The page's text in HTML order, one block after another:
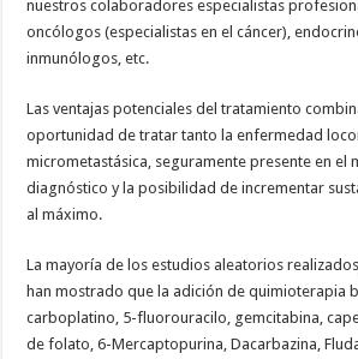
nuestros colaboradores especialistas
oncólogos (especialistas en el cáncer),
inmunólogos, etc.
Las ventajas potenciales del tratamiento
oportunidad de tratar tanto la enfermedad
micrometastásica, seguramente presente en el
diagnóstico y la posibilidad de incrementar
al máximo.
La mayoría de los estudios aleatorios
han mostrado que la adición de quimioterapia
carboplatino, 5-fluorouracilo, gemcitabina,
de folato, 6-Mercaptopurina, Dacarbazina,